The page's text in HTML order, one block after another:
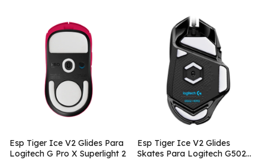
Esp Tiger Ice V2 Glides Para
Logitech G Pro X Superlight 2
Esp Tiger Ice V2 Glides
Skates Para Logitech G502